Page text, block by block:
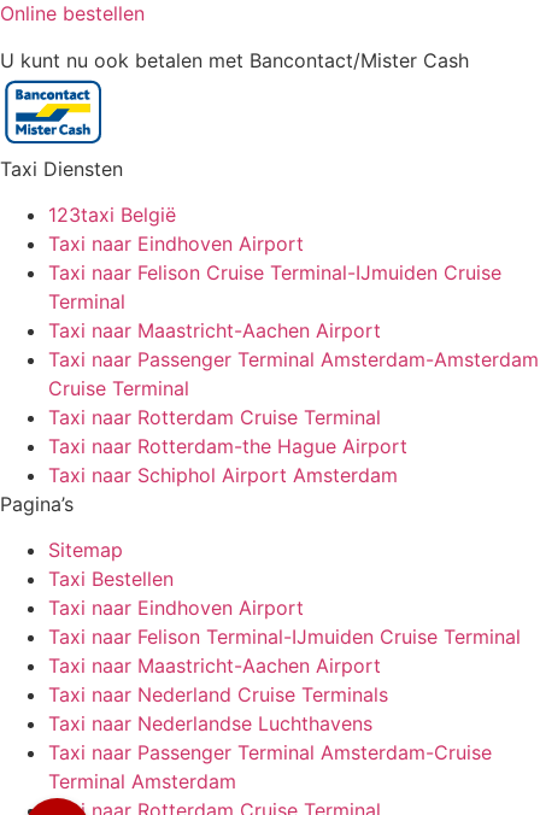
Online bestellen
U kunt nu ook betalen met Bancontact/Mister Cash
Taxi Diensten
123taxi België
Taxi naar Eindhoven Airport
Taxi naar Felison Cruise Terminal-IJmuiden Cruise
Terminal
Taxi naar Maastricht-Aachen Airport
Taxi naar Passenger Terminal Amsterdam-Amsterdam
Cruise Terminal
Taxi naar Rotterdam Cruise Terminal
Taxi naar Rotterdam-the Hague Airport
Taxi naar Schiphol Airport Amsterdam
Pagina’s
Sitemap
Taxi Bestellen
Taxi naar Eindhoven Airport
Taxi naar Felison Terminal-IJmuiden Cruise Terminal
Taxi naar Maastricht-Aachen Airport
Taxi naar Nederland Cruise Terminals
Taxi naar Nederlandse Luchthavens
Taxi naar Passenger Terminal Amsterdam-Cruise
Terminal Amsterdam